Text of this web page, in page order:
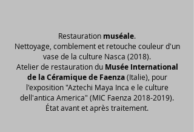
Restauration muséale.
Nettoyage, comblement et retouche couleur d'un
vase de la culture Nasca (2018).
Atelier de restauration du Musée International
de la Céramique de Faenza(Italie), pour
l'exposition "Aztechi Maya Inca e le culture
dell'antica America" (MIC Faenza 2018-2019).
État avant et après traitement.